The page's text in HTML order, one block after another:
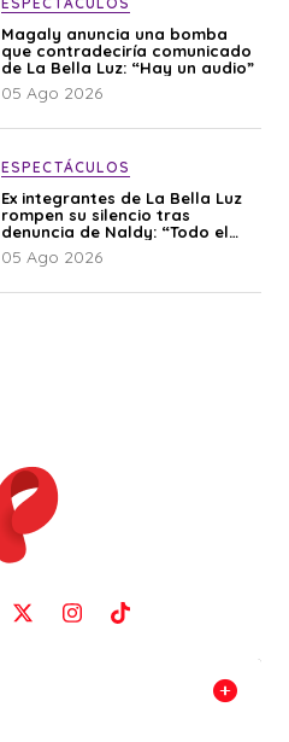
Magaly anuncia una bomba
que contradeciría comunicado
de La Bella Luz: “Hay un audio”
05 Ago 2026
ESPECTÁCULOS
Ex integrantes de La Bella Luz
rompen su silencio tras
denuncia de Naldy: “Todo el
mundo lo sabía”
05 Ago 2026